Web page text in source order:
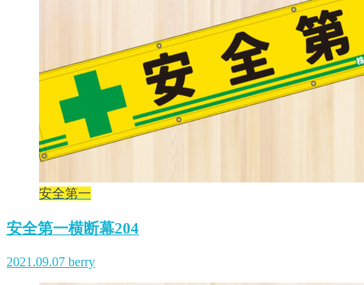
安全第一
安全第一横断幕204
2021.09.07 berry